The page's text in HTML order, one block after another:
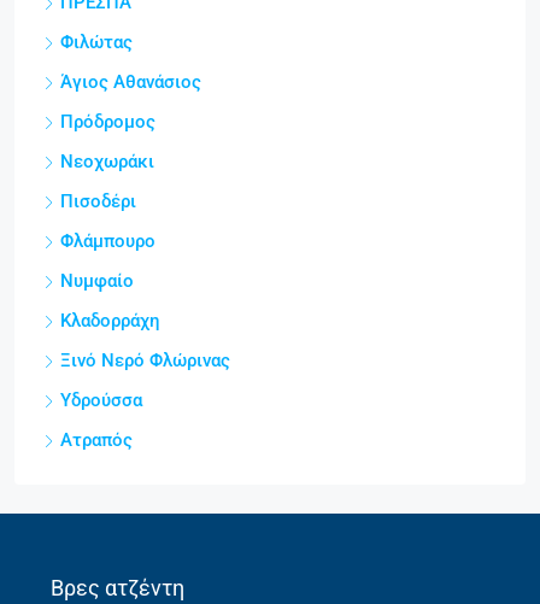
Φιλώτας
Άγιος Αθανάσιος
Πρόδρομος
Νεοχωράκι
Πισοδέρι
Φλάμπουρο
Νυμφαίο
Κλαδορράχη
Ξινό Νερό Φλώρινας
Υδρούσσα
Ατραπός
Βρες ατζέντη